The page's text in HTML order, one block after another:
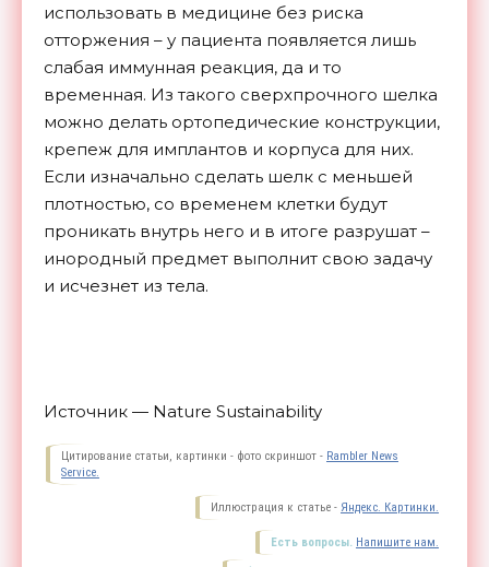
использовать в медицине без риска
отторжения – у пациента появляется лишь
слабая иммунная реакция, да и то
временная. Из такого сверхпрочного шелка
можно делать ортопедические конструкции,
крепеж для имплантов и корпуса для них.
Если изначально сделать шелк с меньшей
плотностью, со временем клетки будут
проникать внутрь него и в итоге разрушат –
инородный предмет выполнит свою задачу
и исчезнет изтела.
Источник — Nature Sustainability
Цитирование статьи, картинки - фото скриншот - Rambler News
Service.
Иллюстрация к статье - Яндекс. Картинки.
Есть вопросы. Напишите нам.